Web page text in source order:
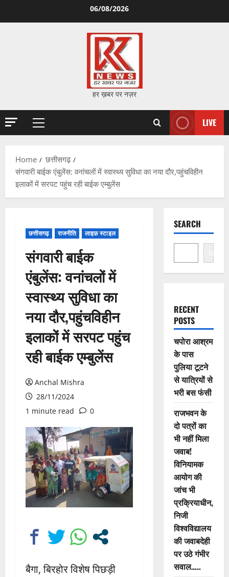
06/08/2026
हर ख़बर पर नज़र
Primary
LIVE
Home
छत्तीसगढ़
संगवारी बाईक एंबुलेंस: वनांचलों में स्वास्थ्य सुविधा का नया दौर,पहुंचविहीन
इलाकों में सरपट पहुंच रही बाईक एम्बुलेंस
छत्तीसगढ़ राजनीति लाइफ़ स्टाइल
संगवारी बाईक
एंबुलेंस: वनांचलों में
स्वास्थ्य सुविधा का
नया दौर,पहुंचविहीन
इलाकों में सरपट पहुंच
रही बाईक एम्बुलेंस
Anchal Mishra
28/11/2024
1 minute read
0
बैगा, बिरहोर विशेष पिछड़ी
SEARCH
Search
RECENT
POSTS
चपोरा आश्रम
के पास
पुलिया टूटने
से यात्रियों से
भरी बस फंसी
राजभवन के
दो पत्रों का
भी नहीं मिला
जवाब!
विनियामक
आयोग की
जांच भी
प्रक्रियाधीन,
निजी
विश्वविद्यालय
की जवाबदेही
पर उठे गंभीर
सवाल…..